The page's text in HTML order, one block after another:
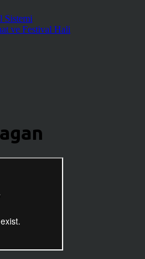
Sistemi
ve Festival Hali